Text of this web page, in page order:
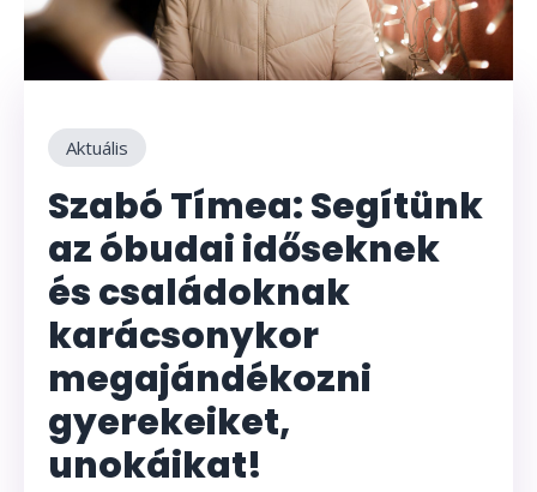
Aktuális
Szabó Tímea: Segítünk
az óbudai időseknek
és családoknak
karácsonykor
megajándékozni
gyerekeiket,
unokáikat!